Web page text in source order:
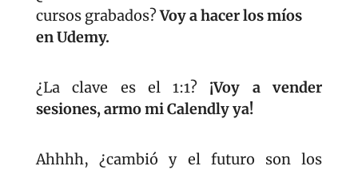
cursos grabados? Voy a hacer los míos
en Udemy.
¿La clave es el 1:1? ¡Voy a vender
sesiones, armo mi Calendly ya!
Ahhhh, ¿cambió y el futuro son los